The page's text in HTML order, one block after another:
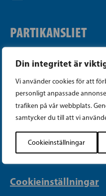
Din integritet är
Vi använder cookies för att
personligt anpassade
trafiken på vår webbplats.
samtycker du till att vi
Cookieinställningar
PARTIKANSLIET
Telefon (09) 693 070
PB 430, 00101
Georgsgatan 27,
info@sfp.fi
Integritetspolicy
Cookieinställningar